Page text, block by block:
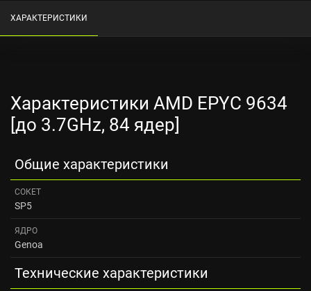
ХАРАКТЕРИСТИКИ
Характеристики AMD EPYC 9634
[до 3.7GHz, 84 ядер]
Общие характеристики
СОКЕТ
SP5
ЯДРО
Genoa
Технические характеристики